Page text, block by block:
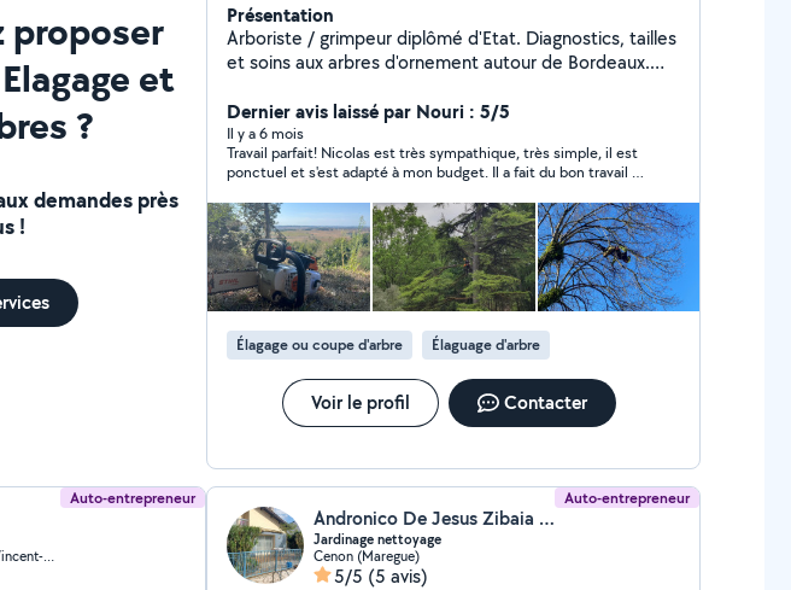
proposer
et
?
demandes près
!
Présentation
Arboriste / grimpeur diplômé d'Etat. Diagnostics, tailles
et soins aux arbres d'ornement autour de Bordeaux.
service de la santé et de la beauté de vos arbres dans
toute la Gironde. Je réalise tous types de tailles ainsi
que des interventions plus techniques comme le
démontage ou l'haubanage. Je propose également
l'entretien de vos haies et le débroussaillage de vos
espaces verts. Les interventions sont réalisées avec
soin et respect du végétal, afin de préserver la
biodiversité et l'esthétique de votre jardin. Devis gratuit
Dernier avis laissé par Nouri : 5/5
Il y a 6 mois
Travail parfait! Nicolas est très sympathique, très simple, il est
ponctuel et s'est adapté à mon budget. Il a fait du bon travail et
Élagage ou coupe d'arbre Élaguage d'arbre
Voir le profil Contacter
Auto-entrepreneur
Saint-Vincent-de-Paul (Saint-Vincent-de-Paul)
Auto-entrepreneur
Andronico De Jesus Zibaia (MULTISERVICES ZIBAIA)
Jardinage nettoyage
Cenon (Maregue)
5/5 (5 avis)